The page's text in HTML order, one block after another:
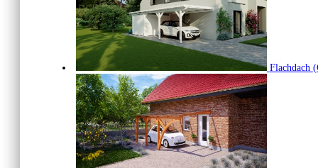
Flachdach